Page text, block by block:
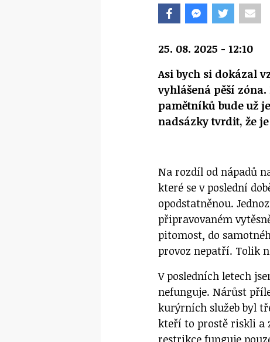
25. 08. 2025 - 12:10
Asi bych si dokázal
vyhlášená pěší
pamětníků bude už
nadsázky tvrdit, že
Na rozdíl od nápadů
které se v poslední
opodstatněnou.
připravovaném
pitomost, do
provoz nepatří. Tolik
V posledních letech
nefunguje. Nárůst
kurýrních služeb byl
kteří to prostě riskli a
restrikce funguje